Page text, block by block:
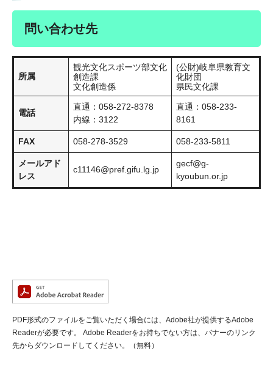
問い合わせ先
所属
観光文化スポーツ部文化
創造課
文化創造係
(公財)岐阜県教育文
化財団
県民文化課
電話
直通：058-272-8378
内線：3122
直通：058-233-
8161
FAX 058-278-3529 058-233-5811
メールアド
レス
c11146@pref.gifu.lg.jp
gecf@g-
kyoubun.or.jp
PDF形式のファイルをご覧いただく場合には、Adobe社が提供するAdobe
Readerが必要です。
Adobe Readerをお持ちでない方は、バナーのリンク
先からダウンロードしてください。（無料）